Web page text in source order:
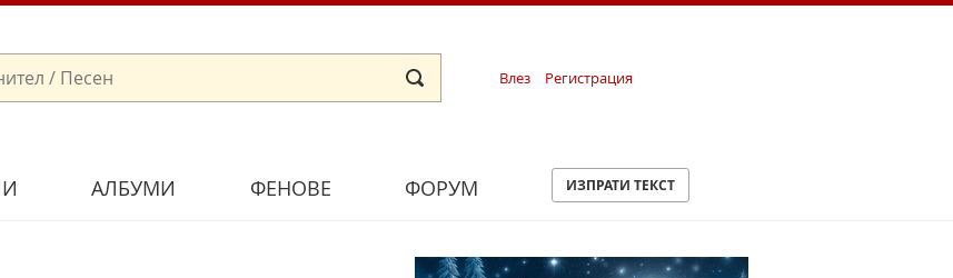
Влез Регистрация
АЛБУМИ ФЕНОВЕ ФОРУМ ИЗПРАТИ ТЕКСТ